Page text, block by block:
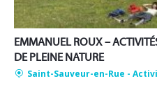
EMMANUEL ROUX –
DE PLEINE NATURE
Saint-Sauveur-en-Rue -